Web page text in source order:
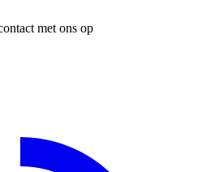
met ons op